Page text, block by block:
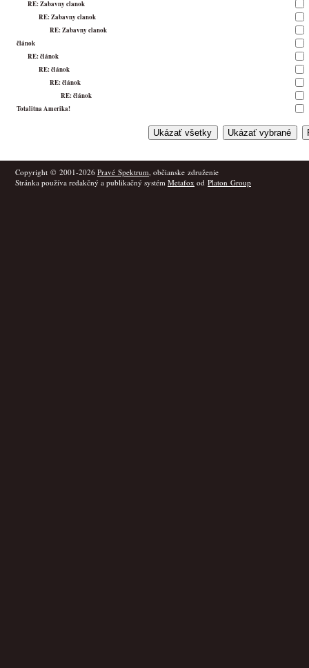
RE: Zabavny clanok
RE: Zabavny clanok
RE: Zabavny clanok
článok
RE: článok
RE: článok
RE: článok
RE: článok
Totalitna Amerika!
Copyright © 2001-2026 Pravé Spektrum, občianske združenie
Stránka používa redakčný a publikačný systém Metafox od Platon Group